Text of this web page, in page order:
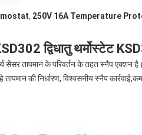
, 250V 16A Temperature
द्विधातु थर्मोस्टेट
सेंसर तापमान के परिवर्तन के तहत स्नैप एक्शन
की निर्धारण, विश्वसनीय स्नैप